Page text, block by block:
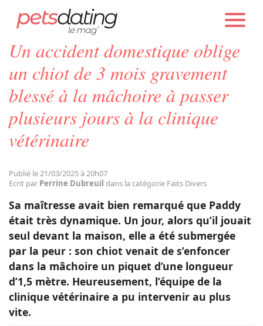
Chien
Chat
Tops
Sauvetages
Conso
PETS DATING ACTUALITÉS FAITS DIVERS
Un accident domestique oblige
un chiot de 3 mois gravement
blessé à la mâchoire à passer
plusieurs jours à la clinique
vétérinaire
Publié le 21/03/2025 à 20h07
Ecrit par Perrine Dubreuil dans la catégorie Faits Divers
Sa maîtresse avait bien remarqué que Paddy
était très dynamique. Un jour, alors qu’il jouait
seul devant la maison, elle a été submergée
par la peur : son chiot venait de s’enfoncer
dans la mâchoire un piquet d’une longueur
d’1,5 mètre. Heureusement, l’équipe de la
clinique vétérinaire a pu intervenir au plus
vite.